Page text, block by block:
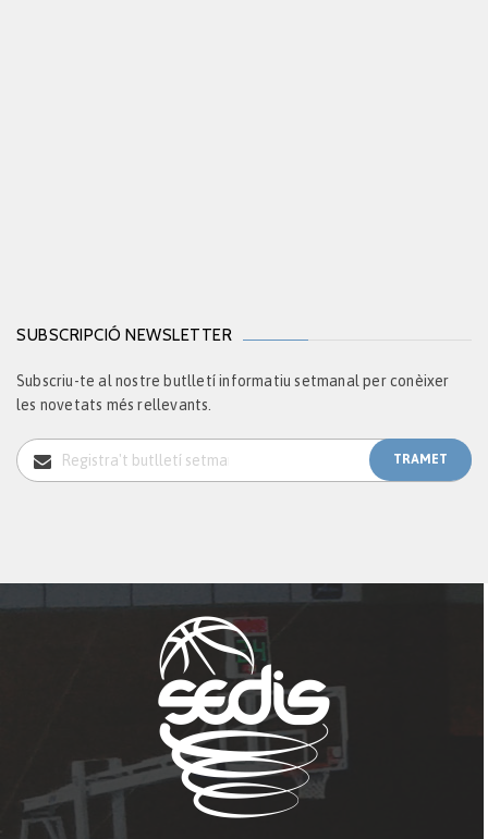
SUBSCRIPCIÓ NEWSLETTER
Subscriu-te al nostre butlletí informatiu setmanal per conèixer
les novetats més rellevants.